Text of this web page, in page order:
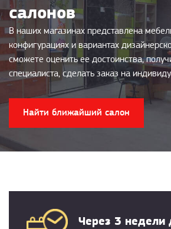
салонов
В наших магазинах представлена
конфигурациях и вариантах
сможете оценить ее достоинства,
специалиста, сделать заказ на
Найти ближайший салон
Через 3 недели